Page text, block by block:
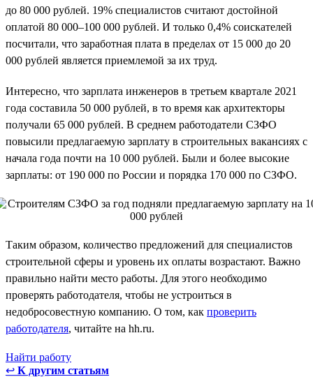
до 80 000 рублей. 19% специалистов считают достойной
оплатой 80 000–100 000 рублей. И только 0,4% соискателей
посчитали, что заработная плата в пределах от 15 000 до 20
000 рублей является приемлемой за их труд.
Интересно, что зарплата инженеров в третьем квартале 2021
года составила 50 000 рублей, в то время как архитекторы
получали 65 000 рублей. В среднем работодатели СЗФО
повысили предлагаемую зарплату в строительных вакансиях с
начала года почти на 10 000 рублей. Были и более высокие
зарплаты: от 190 000 по России и порядка 170 000 по СЗФО.
Таким образом, количество предложений для специалистов
строительной сферы и уровень их оплаты возрастают. Важно
правильно найти место работы. Для этого необходимо
проверять работодателя, чтобы не устроиться в
недобросовестную компанию. О том, как проверить
работодателя, читайте на hh.ru.
Найти работу
↩ К другим статьям